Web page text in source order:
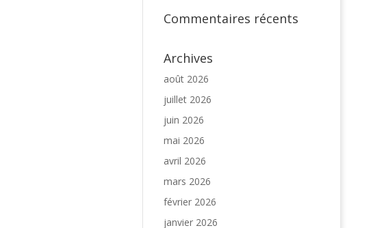
Commentaires récents
Archives
août 2026
juillet 2026
juin 2026
mai 2026
avril 2026
mars 2026
février 2026
janvier 2026